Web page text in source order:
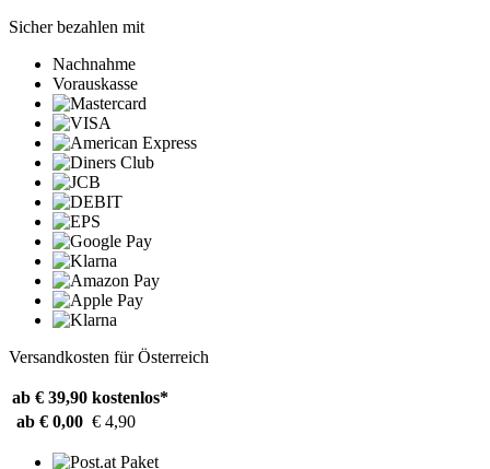
Sicher bezahlen mit
Nachnahme
Vorauskasse
Versandkosten für Österreich
ab € 39,90 kostenlos*
ab € 0,00 € 4,90